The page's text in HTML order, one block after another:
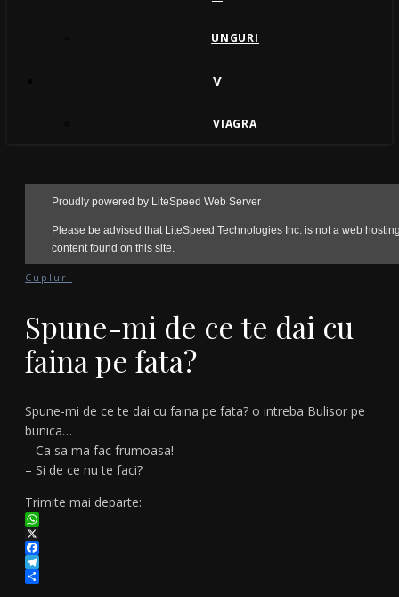
UNGURI
V
VIAGRA
Cupluri
Spune-mi de ce te dai cu
faina pe fata?
Spune-mi de ce te dai cu faina pe fata? o intreba Bulisor pe
bunica…
– Ca sa ma fac frumoasa!
– Si de ce nu te faci?
Trimite mai departe:
WhatsApp
X
Facebook
Telegram